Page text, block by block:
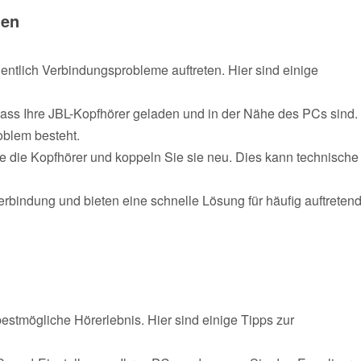
Verbindungsprobleme auftreten. Hier sind einige
Ihre JBL-Kopfhörer geladen und in der Nähe des PCs sind.
besteht.
Kopfhörer und koppeln Sie sie neu. Dies kann technische
und bieten eine schnelle Lösung für häufig
Hörerlebnis. Hier sind einige Tipps zur